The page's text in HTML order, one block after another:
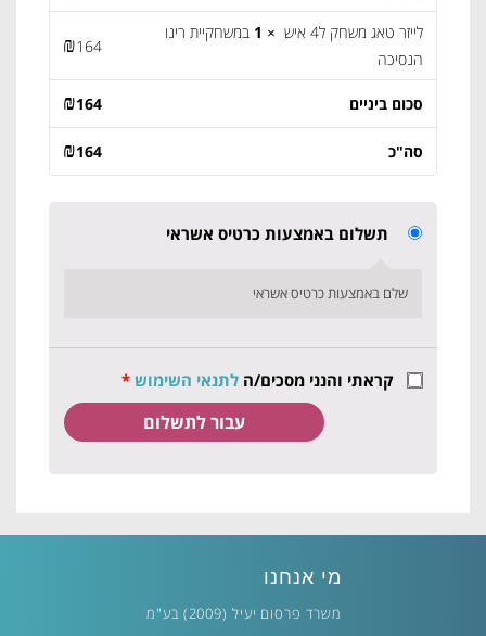
לייזר טאג משחק ל4 איש × 1
במשחקיית רינו
הנסיכה
₪164
סכום ביניים ₪164
סה"כ ₪164
תשלום באמצעות כרטיס אשראי
שלם באמצעות כרטיס אשראי
קראתי והנני מסכים/ה לתנאי השימוש *
מי אנחנו
משרד פרסום יעיל (2009) בע"מ